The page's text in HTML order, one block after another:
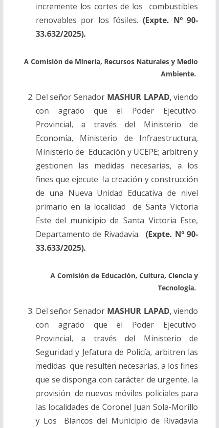
incremente los cortes de los combustibles
renovables por los fósiles.(Expte. Nº 90-
33.632/2025).
A Comisión de Minería, Recursos Naturales y Medio
Ambiente.
Del señor Senador MASHUR LAPAD, viendo
con agrado que el Poder Ejecutivo
Provincial, a través del Ministerio de
Economía, Ministerio de Infraestructura,
Ministerio de Educación y UCEPE; arbitren y
gestionen las medidas necesarias, a los
fines que ejecute la creación y construcción
de una Nueva Unidad Educativa de nivel
primario en la localidad de Santa Victoria
Este del municipio de Santa Victoria Este,
Departamento de Rivadavia. (Expte. Nº 90-
33.633/2025).
A Comisión de Educación, Cultura, Ciencia y
Tecnología.
Del señor Senador MASHUR LAPAD, viendo
con agrado que el Poder Ejecutivo
Provincial, a través del Ministerio de
Seguridad y Jefatura de Policía, arbitren las
medidas que resulten necesarias, a los fines
que se disponga con carácter de urgente, la
provisión de nuevos móviles policiales para
las localidades de Coronel Juan Sola-Morillo
y Los Blancos del Municipio de Rivadavia